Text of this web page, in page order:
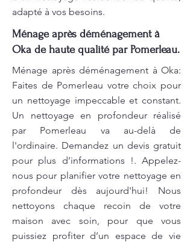
adapté à vos besoins.
Ménage après déménagement à
Oka de haute qualité par Pomerleau.
Ménage après déménagement à Oka:
Faites de Pomerleau votre choix pour
un nettoyage impeccable et constant.
Un nettoyage en profondeur réalisé
par Pomerleau va au-delà de
l'ordinaire. Demandez un devis gratuit
pour plus d’informations !. Appelez-
nous pour planifier votre nettoyage en
profondeur dès aujourd'hui! Nous
nettoyons chaque recoin de votre
maison avec soin, pour que vous
puissiez profiter d’un espace de vie